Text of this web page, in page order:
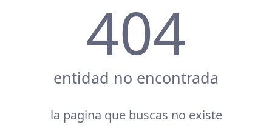
404
entidad no encontrada
la pagina que buscas no existe